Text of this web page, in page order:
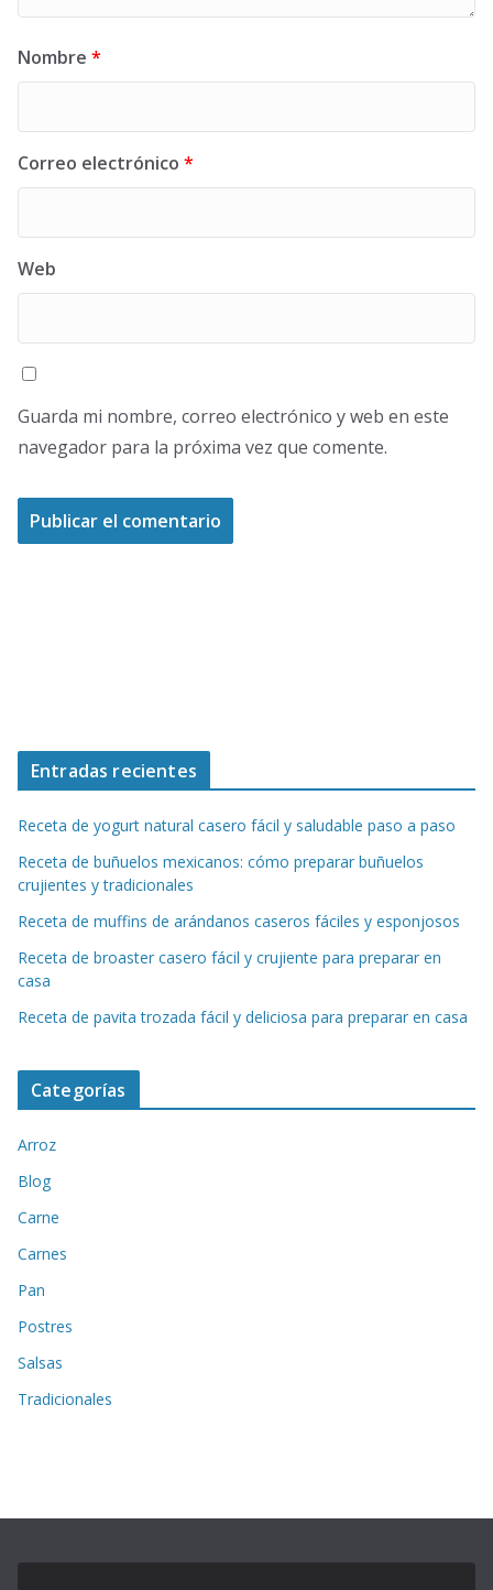
Nombre *
Correo electrónico *
Web
Guarda mi nombre, correo electrónico y web en este
navegador para la próxima vez que comente.
Entradas recientes
Receta de yogurt natural casero fácil y saludable paso a paso
Receta de buñuelos mexicanos: cómo preparar buñuelos
crujientes y tradicionales
Receta de muffins de arándanos caseros fáciles y esponjosos
Receta de broaster casero fácil y crujiente para preparar en
casa
Receta de pavita trozada fácil y deliciosa para preparar en casa
Categorías
Arroz
Blog
Carne
Carnes
Pan
Postres
Salsas
Tradicionales